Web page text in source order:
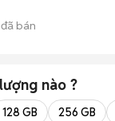
đã bán
nào ?
128 GB 256 GB